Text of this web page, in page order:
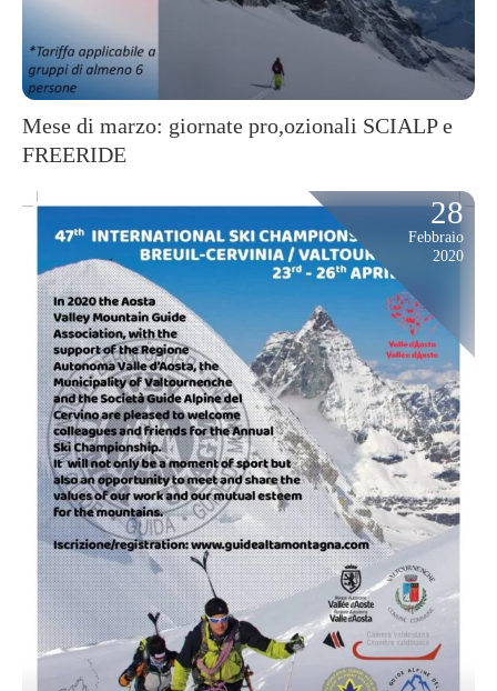
Mese di marzo: giornate pro,ozionali SCIALP e
FREERIDE
28
Febbraio
2020